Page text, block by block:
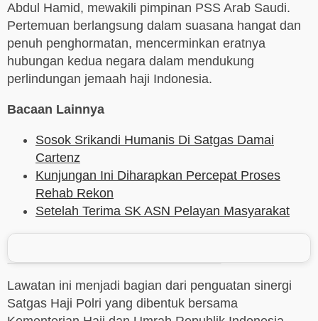
Abdul Hamid, mewakili pimpinan PSS Arab Saudi.
Pertemuan berlangsung dalam suasana hangat dan
penuh penghormatan, mencerminkan eratnya
hubungan kedua negara dalam mendukung
perlindungan jemaah haji Indonesia.
Bacaan Lainnya
Sosok Srikandi Humanis Di Satgas Damai
Cartenz
Kunjungan Ini Diharapkan Percepat Proses
Rehab Rekon
Setelah Terima SK ASN Pelayan Masyarakat
Lawatan ini menjadi bagian dari penguatan sinergi
Satgas Haji Polri yang dibentuk bersama